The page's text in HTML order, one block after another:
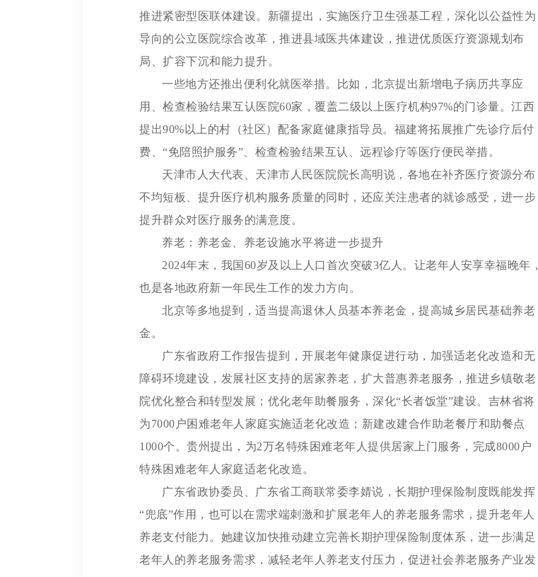
推进紧密型医联体建设。新疆提出，实施医疗卫生强基工程，深化以公益性为
导向的公立医院综合改革，推进县域医共体建设，推进优质医疗资源规划布
局、扩容下沉和能力提升。
一些地方还推出便利化就医举措。比如，北京提出新增电子病历共享应
用、检查检验结果互认医院60家，覆盖二级以上医疗机构97%的门诊量。江西
提出90%以上的村（社区）配备家庭健康指导员。福建将拓展推广先诊疗后付
费、“免陪照护服务”、检查检验结果互认、远程诊疗等医疗便民举措。
天津市人大代表、天津市人民医院院长高明说，各地在补齐医疗资源分布
不均短板、提升医疗机构服务质量的同时，还应关注患者的就诊感受，进一步
提升群众对医疗服务的满意度。
养老：养老金、养老设施水平将进一步提升
2024年末，我国60岁及以上人口首次突破3亿人。让老年人安享幸福晚年，
也是各地政府新一年民生工作的发力方向。
北京等多地提到，适当提高退休人员基本养老金，提高城乡居民基础养老
金。
广东省政府工作报告提到，开展老年健康促进行动，加强适老化改造和无
障碍环境建设，发展社区支持的居家养老，扩大普惠养老服务，推进乡镇敬老
院优化整合和转型发展；优化老年助餐服务，深化“长者饭堂”建设。吉林省将
为7000户困难老年人家庭实施适老化改造；新建改建合作助老餐厅和助餐点
1000个。贵州提出，为2万名特殊困难老年人提供居家上门服务，完成8000户
特殊困难老年人家庭适老化改造。
广东省政协委员、广东省工商联常委李婧说，长期护理保险制度既能发挥
“兜底”作用，也可以在需求端刺激和扩展老年人的养老服务需求，提升老年人
养老支付能力。她建议加快推动建立完善长期护理保险制度体系，进一步满足
老年人的养老服务需求，减轻老年人养老支付压力，促进社会养老服务产业发